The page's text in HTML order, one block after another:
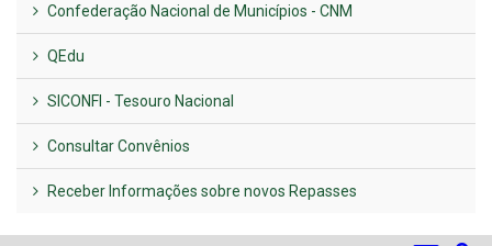
Confederação Nacional de Municípios - CNM
QEdu
SICONFI - Tesouro Nacional
Consultar Convênios
Receber Informações sobre novos Repasses